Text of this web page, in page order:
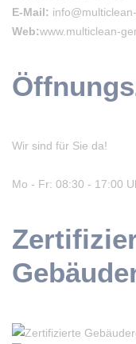
E-Mail:
Web:www.multiclean-
Wir sind für Sie da!
Mo - Fr: 08:30 - 17:00